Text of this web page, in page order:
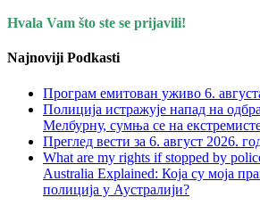
Hvala Vam što ste se prijavili!
Najnoviji Podkasti
Програм емитован уживо 6.
Полиција истражује напад на
Мелбурну, сумња се на
Преглед вести за 6. август 2026.
What are my rights if stopped by
Australia Explained: Која су моја
полиција у Аустралији?